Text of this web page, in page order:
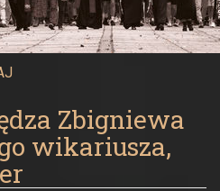
Zbigniewa
wikariusza,